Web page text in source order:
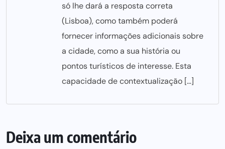
só lhe dará a resposta correta
(Lisboa), como também poderá
fornecer informações adicionais sobre
a cidade, como a sua história ou
pontos turísticos de interesse. Esta
capacidade de contextualização […]
Deixa um comentário